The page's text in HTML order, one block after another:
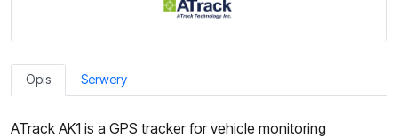
Opis Serwery
ATrack AK1 is a GPS tracker for vehicle monitoring